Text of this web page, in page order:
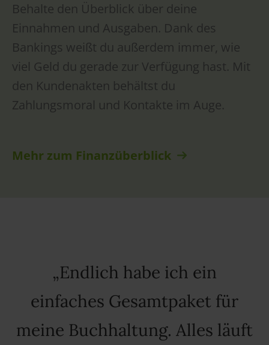
Behalte den Überblick über deine
Einnahmen und Ausgaben. Dank des
Bankings weißt du außerdem immer, wie
viel Geld du gerade zur Verfügung hast. Mit
den Kundenakten behältst du
Zahlungsmoral und Kontakte im Auge.
Mehr zum Finanzüberblick
Endlich habe ich ein
einfaches Gesamtpaket für
meine Buchhaltung. Alles läuft